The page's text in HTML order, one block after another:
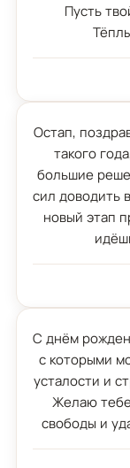
Пусть
Остап,
такого
большие
сил доводить
новый этап
С днём
с которыми
усталости и
Желаю тебе
свободы и